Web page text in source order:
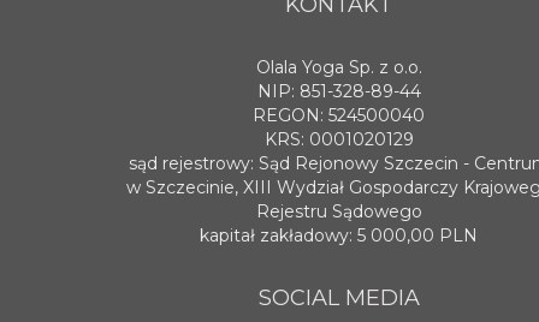
Olala Yoga Sp. z o.o.
NIP: 851-328-89-44
REGON: 524500040
KRS: 0001020129
sąd rejestrowy: Sąd Rejonowy Szczecin -
w Szczecinie, XIII Wydział Gospodarczy
Rejestru Sądowego
kapitał zakładowy: 5 000,00 PLN
SOCIAL MEDIA